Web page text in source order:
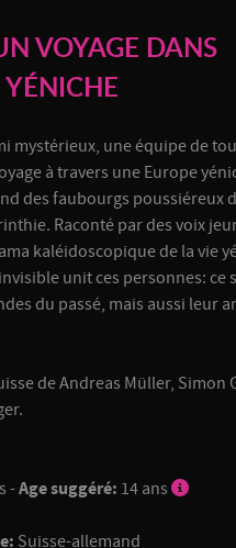
VOYAGE DANS
YÉNICHE
mystérieux, une équipe de
à travers une Europe
des faubourgs poussiéreux
Raconté par des voix
kaléidoscopique de la vie
unit ces personnes: ce
du passé, mais aussi leur
de Andreas Müller, Simon
-Age suggéré: 14 ans
Suisse-allemand